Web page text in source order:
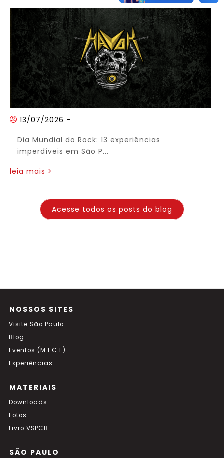
13/07/2026 -
Dia Mundial do Rock: 13 experiências
imperdíveis em São P...
leia mais >
Acesse todos os posts do blog
NOSSOS SITES
Visite São Paulo
Blog
Eventos (M.I.C.E)
Experiências
MATERIAIS
Downloads
Fotos
Livro VSPCB
SÃO PAULO